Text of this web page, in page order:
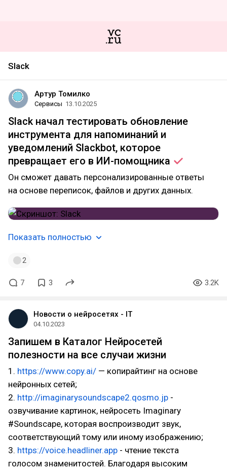
Slack
Артур Томилко
Сервисы 13.10.2025
Slack начал тестировать обновление
инструмента для напоминаний и
уведомлений Slackbot, которое
превращает его в ИИ-помощника
Он сможет давать персонализированные ответы
на основе переписок, файлов и других данных.
Показать полностью
2
7 3 3.2K
Новости о нейросетях - IT
04.10.2023
Запишем в Каталог Нейросетей
полезности на все случаи жизни
1. https://www.copy.ai/ — копирайтинг на основе
нейронных сетей;
2. http://imaginarysoundscape2.qosmo.jp -
озвучивание картинок, нейросеть Imaginary
#Soundscape, которая воспроизводит звук,
соответствующий тому или иному изображению;
3. https://voice.headliner.app - чтение текста
голосом знаменитостей. Благодаря высоким